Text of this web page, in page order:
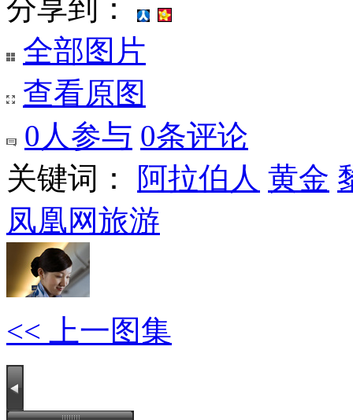
分享到：
全部图片
查看原图
0 人参与 0条评论
关键词： 阿拉伯人 黄金
凤凰网旅游
<< 上一图集